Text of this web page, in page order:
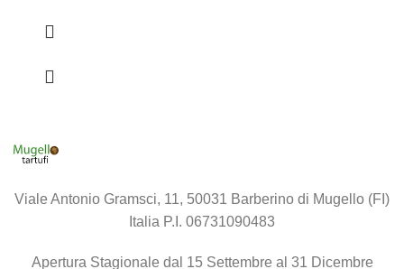
Viale Antonio Gramsci, 11, 50031 Barberino di Mugello (FI)
Italia P.I. 06731090483
Apertura Stagionale dal 15 Settembre al 31 Dicembre